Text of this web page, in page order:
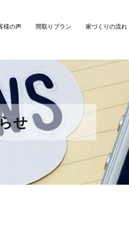
様の声 間取りプラン 家づくりの流れ
せ